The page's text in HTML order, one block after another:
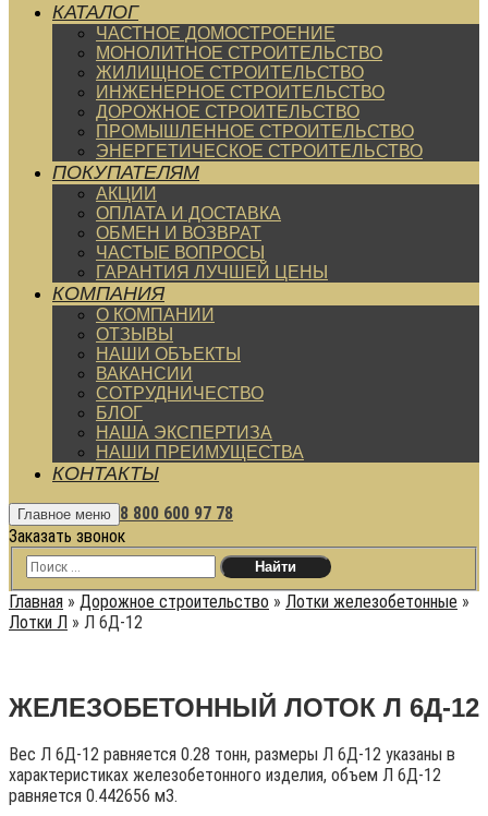
КАТАЛОГ
ЧАСТНОЕ ДОМОСТРОЕНИЕ
МОНОЛИТНОЕ СТРОИТЕЛЬСТВО
ЖИЛИЩНОЕ СТРОИТЕЛЬСТВО
ИНЖЕНЕРНОЕ СТРОИТЕЛЬСТВО
ДОРОЖНОЕ СТРОИТЕЛЬСТВО
ПРОМЫШЛЕННОЕ СТРОИТЕЛЬСТВО
ЭНЕРГЕТИЧЕСКОЕ СТРОИТЕЛЬСТВО
ПОКУПАТЕЛЯМ
АКЦИИ
ОПЛАТА И ДОСТАВКА
ОБМЕН И ВОЗВРАТ
ЧАСТЫЕ ВОПРОСЫ
ГАРАНТИЯ ЛУЧШЕЙ ЦЕНЫ
КОМПАНИЯ
О КОМПАНИИ
ОТЗЫВЫ
НАШИ ОБЪЕКТЫ
ВАКАНСИИ
СОТРУДНИЧЕСТВО
БЛОГ
НАША ЭКСПЕРТИЗА
НАШИ ПРЕИМУЩЕСТВА
КОНТАКТЫ
Главное меню 8 800 600 97 78
Заказать звонок
Главная » Дорожное строительство » Лотки железобетонные »
Лотки Л » Л 6Д-12
ЖЕЛЕЗОБЕТОННЫЙ ЛОТОК Л 6Д-12
Вес Л 6Д-12 равняется 0.28 тонн, размеры Л 6Д-12 указаны в
характеристиках железобетонного изделия, объем Л 6Д-12
равняется 0.442656 м3.